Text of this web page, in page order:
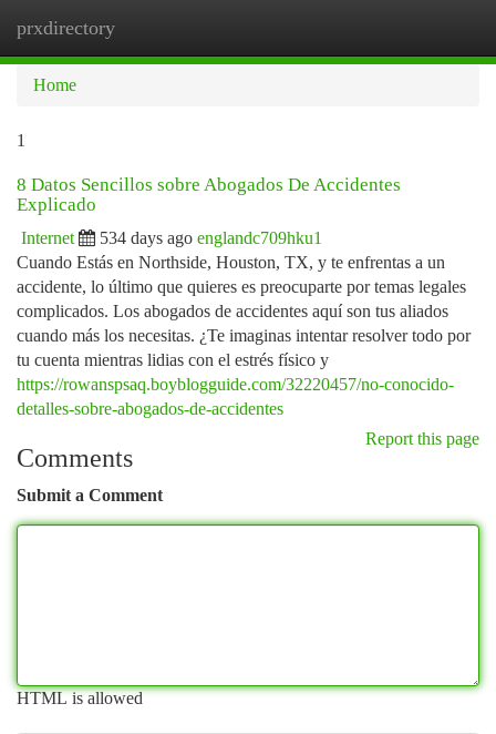
prxdirectory
Home
1
8 Datos Sencillos sobre Abogados De Accidentes
Explicado
Internet 534 days ago englandc709hku1
Cuando Estás en Northside, Houston, TX, y te enfrentas a un
accidente, lo último que quieres es preocuparte por temas legales
complicados. Los abogados de accidentes aquí son tus aliados
cuando más los necesitas. ¿Te imaginas intentar resolver todo por
tu cuenta mientras lidias con el estrés físico y
https://rowanspsaq.boyblogguide.com/32220457/no-conocido-
detalles-sobre-abogados-de-accidentes
Report this page
Comments
Submit a Comment
HTML is allowed